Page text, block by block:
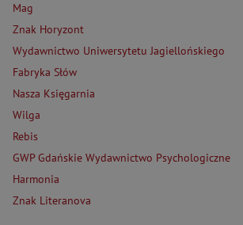
Mag
Znak Horyzont
Wydawnictwo Uniwersytetu Jagiellońskiego
Fabryka Słów
Nasza Księgarnia
Wilga
Rebis
GWP Gdańskie Wydawnictwo Psychologiczne
Harmonia
Znak Literanova